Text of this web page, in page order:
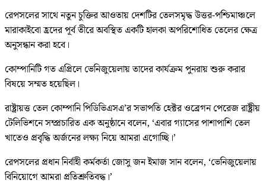
রেপসলের সাথে নতুন চুক্তির আওতায় দেশটির তেলসমৃদ্ধ উত্তর-পশ্চিমাঞ্চলে
মারাকাইবো হ্রদের পূর্ব তীরে অবস্থিত একটি হালকা অপরিশোধিত তেলের ক্ষেত্র
অনুসন্ধান করা হবে।
কোম্পানিটি গত এপ্রিলে ভেনিজুয়েলায় তাদের কার্যক্রম পুনরায় শুরু করার
বিষয়ে সম্মত হয়েছিল।
রাষ্ট্রায়ত্ত তেল কোম্পানি পিডিভিএসএ’র সভাপতি হেক্টর ওব্রেগন পেরেজ রাষ্ট্রীয়
টেলিভিশনে সম্প্রচারিত এক অনুষ্ঠানে বলেন, ‘এবার গ্যাসের পাশাপাশি তেল
খাতেও প্রবৃদ্ধি অর্জনের লক্ষ্য নিয়ে আমরা এগোচ্ছি।’
রেপসলের প্রধান নির্বাহী কর্মকর্তা জোসু জন ইমাজ সান বলেন, ‘ভেনিজুয়েলায়
বিনিয়োগে আমরা প্রতিশ্রুতিবদ্ধ।’